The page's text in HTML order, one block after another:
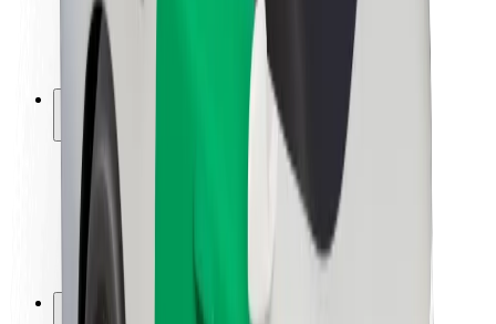
Žiniasklaidai
„Urban Fund“
Saugumas
Keleivių saugumas
Vairuotojų saugumas
Paspirtukų saugumas
Saugumo laboratorija
Miestai